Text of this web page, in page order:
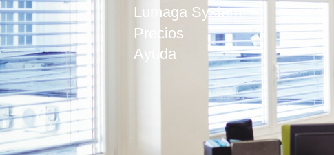
Lumaga System
Precios
Ayuda